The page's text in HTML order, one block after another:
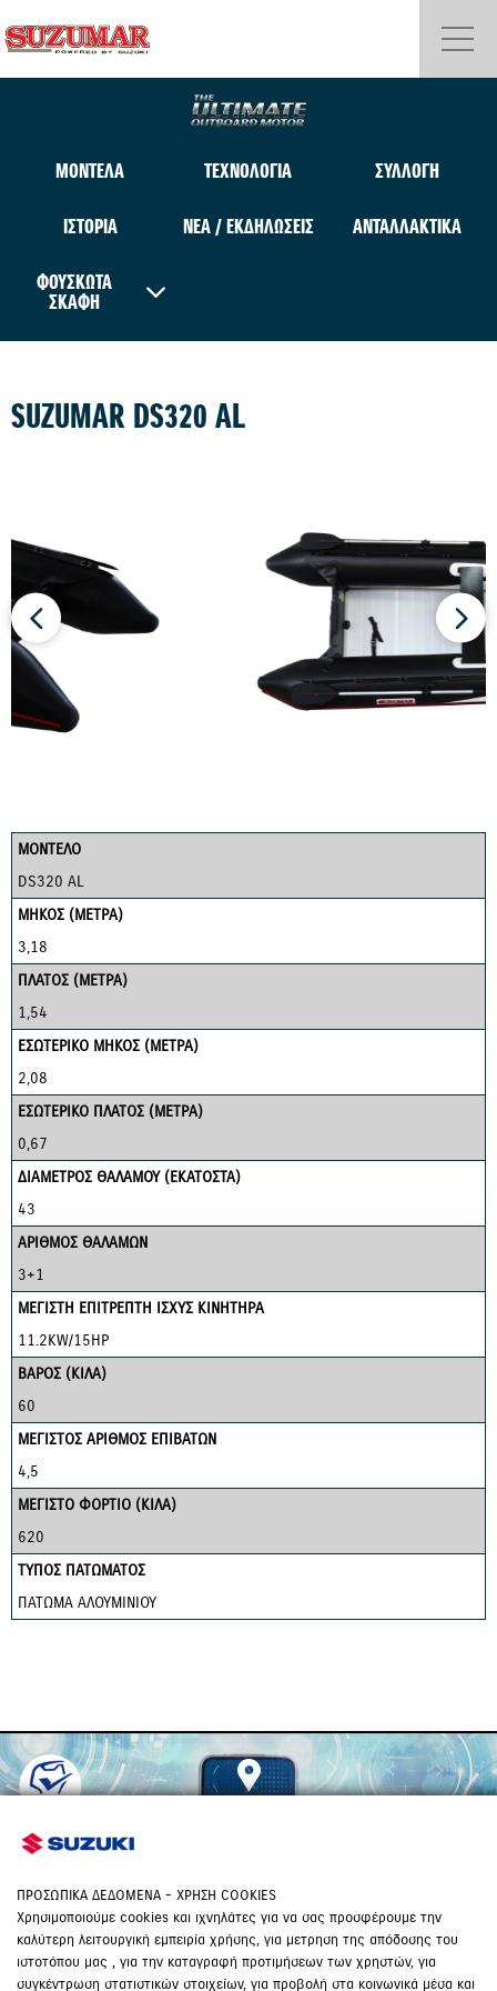
ΜΟΝΤΕΛΑ ΤΕΧΝΟΛΟΓΙΑ ΣΥΛΛΟΓΗ
ΙΣΤΟΡΙΑ ΝΕΑ / ΕΚΔΗΛΩΣΕΙΣ ΑΝΤΑΛΛΑΚΤΙΚΑ
ΦΟΥΣΚΩΤΑ
ΣΚΑΦΗ
SUZUMAR DS320 AL
ΜΟΝΤΕΛΟ
DS320 AL
ΜΗΚΟΣ (ΜΕΤΡΑ)
3,18
ΠΛΑΤΟΣ (ΜΕΤΡΑ)
1,54
ΕΣΩΤΕΡΙΚΟ ΜΗΚΟΣ (ΜΕΤΡΑ)
2,08
ΕΣΩΤΕΡΙΚΟ ΠΛΑΤΟΣ (ΜΕΤΡΑ)
0,67
ΔΙΑΜΕΤΡΟΣ ΘΑΛΑΜΟΥ (ΕΚΑΤΟΣΤΑ)
43
ΑΡΙΘΜΟΣ ΘΑΛΑΜΩΝ
3+1
ΜΕΓΙΣΤΗ ΕΠΙΤΡΕΠΤΗ ΙΣΧΥΣ ΚΙΝΗΤΗΡΑ
11.2KW/15HP
ΒΑΡΟΣ (ΚΙΛΑ)
60
ΜΕΓΙΣΤΟΣ ΑΡΙΘΜΟΣ ΕΠΙΒΑΤΩΝ
4,5
ΜΕΓΙΣΤΟ ΦΟΡΤΙΟ (ΚΙΛΑ)
620
ΤΥΠΟΣ ΠΑΤΩΜΑΤΟΣ
ΠΑΤΩΜΑ ΑΛΟΥΜΙΝΙΟΥ
ΠΕΡΙΣΣΟΤΕΡΑ
Νικ. Ι. Θεοχαράκης Α.Ε.
ΠΡΟΣΩΠΙΚΑ ΔΕΔΟΜΕΝΑ - ΧΡΗΣΗ COOKIES
Χρησιμοποιούμε cookies και ιχνηλάτες για να σας προσφέρουμε την
καλύτερη λειτουργική εμπειρία χρήσης, για μετρηση της απόδοσης του
ιστοτόπου μας , για την καταγραφή προτιμήσεων των χρηστών, για
συγκέντρωση στατιστικών στοιχείων, για προβολή στα κοινωνικά μέσα και